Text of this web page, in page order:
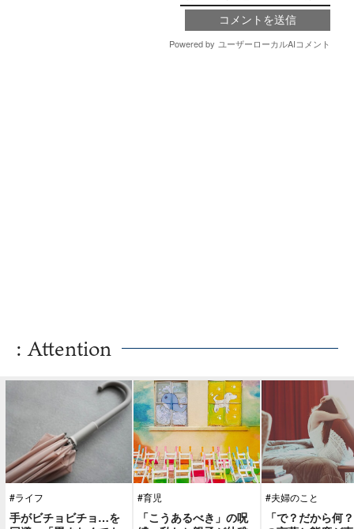
: Attention
#ライフ
手がビチョビチョ…を
#育児
「こうあるべき」の呪
#夫婦のこと
「で？だから何